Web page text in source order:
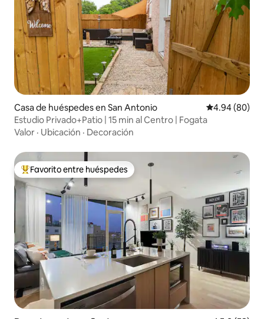
Casa de huéspedes en San Antonio Calificación
4.94 (80)
Estudio Privado+Patio | 15 min al Centro | Fogata
Valor · Ubicación · Decoración
De los mejores en Favorito entre huéspedes
Favorito entre huéspedes